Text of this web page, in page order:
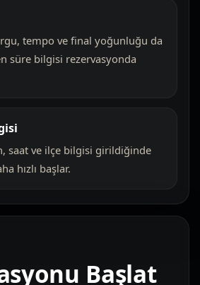
tempo ve final yoğunluğu da
süre bilgisi rezervasyonda
saat ve ilçe bilgisi girildiğinde
hızlı başlar.
Başlat